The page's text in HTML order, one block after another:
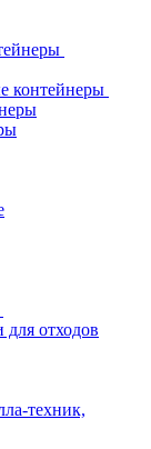
контейнеры
отходов
техник,